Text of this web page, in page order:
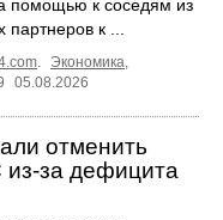
помощью к соседям из
к ...
. Экономика,
05.08.2026
отменить
за дефицита